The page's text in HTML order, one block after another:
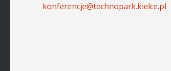
konferencje@technopark.kielce.pl